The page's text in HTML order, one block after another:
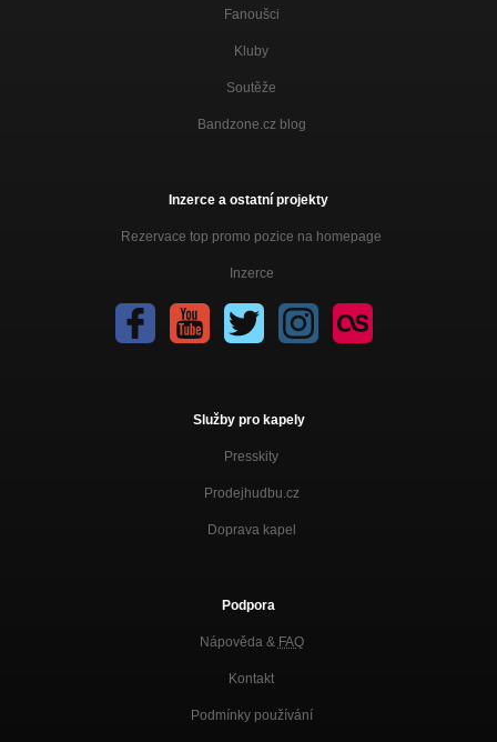
Fanoušci
Kluby
Soutěže
Bandzone.cz blog
Inzerce a ostatní projekty
Rezervace top promo pozice na homepage
Inzerce
Služby pro kapely
Presskity
Prodejhudbu.cz
Doprava kapel
Podpora
Nápověda & FAQ
Kontakt
Podmínky používání